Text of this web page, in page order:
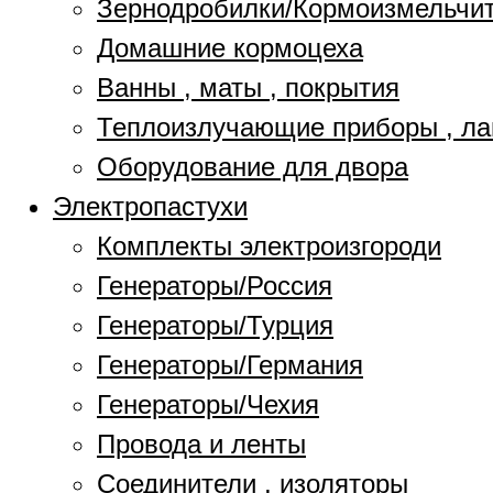
Зернодробилки/
Домашние кормоцеха
Ванны , маты , покрытия
Теплоизлучающие приборы ,
Оборудование для двора
Электропастухи
Комплекты электроизгороди
Генераторы/Россия
Генераторы/Турция
Генераторы/Германия
Генераторы/Чехия
Провода и ленты
Соединители , изоляторы